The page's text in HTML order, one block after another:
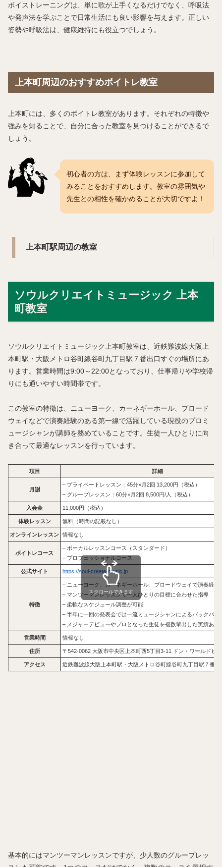
ボイストレーニングは、単に歌が上手くなるだけでなく、呼吸法
や発声法を学ぶことで日常生活にも良い影響を与えます。正しい
姿勢や呼吸法は、健康維持にも役立つでしょう。
上本町周辺のおすすめボイトレ教室
上本町には、多くのボイトレ教室があります。それぞれの特徴や
強みを知ることで、自分に合った教室を見つけることができるで
しょう。
初心者の方は、まず体験レッスンに参加して
みることをおすすめします。教室の雰囲気や
先生との相性を確かめることが大切ですよ！
上本町駅周辺の教室
ソウルクリエイトミュージック 上本
町教室
ソウルクリエイトミュージック上本町教室は、近鉄難波線大阪上
本町駅・大阪メトロ谷町線谷町九丁目駅７番出口すぐの場所にあ
ります。営業時間は9:00～22:00となっており、仕事帰りや学校帰
りにも通いやすい時間帯です。
この教室の特徴は、ニューヨーク、カーネギーホール、ブロード
ウェイなどで演奏経験のある第一線で活躍している現役のプロミ
ュージシャンが講師を務めていることです。生徒一人ひとりに向
き合って最適なレッスンを行っています。
項目 詳細
月謝
– プライベートレッスン：45分×月2回 13,200円（税込）
– グループレッスン：60分×月2回 8,500円/人（税込）
入会金 11,000円（税込）
体験レッスン 無料（時間の記載なし）
オンラインレッスン 情報なし
ボイトレコース
– ボーカルレッスンコース（スタンダード）
– プロフェッショナルコース
公式サイト https://soul-create-music.jp
特徴
– ニューヨーク、カーネギーホール、ブロードウェイで演奏経験
– マンツーマンレッスンで一人ひとりの目標に合わせた指導
– 柔軟なスケジュール調整が可能
– 半年に一回の発表会では一流ミュージシャンによるバックバン
– メジャーデビューやプロとなった生徒を複数輩出した実績あり
営業時間 情報なし
住所 〒542-0062 大阪市中央区上本町西5丁目3-11 ドン・ワールドビ
アクセス 近鉄難波線大阪上本町駅・大阪メトロ谷町線谷町九丁目駅７番出
スクロールできます
基本的にはマンツーマンレッスンですが、少人数のグループレッ